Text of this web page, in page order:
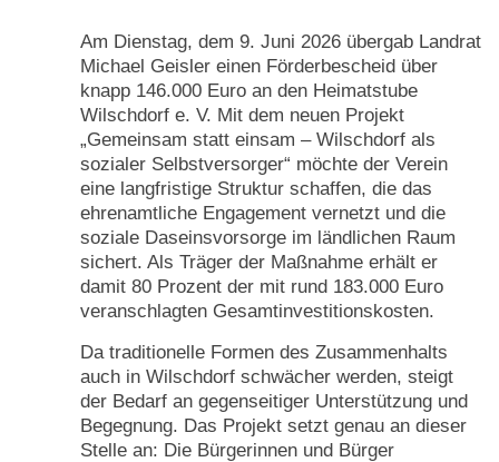
Am Dienstag, dem 9. Juni 2026 übergab Landrat
Michael Geisler einen Förderbescheid über
knapp 146.000 Euro an den Heimatstube
Wilschdorf e. V. Mit dem neuen Projekt
„Gemeinsam statt einsam – Wilschdorf als
sozialer Selbstversorger“ möchte der Verein
eine langfristige Struktur schaffen, die das
ehrenamtliche Engagement vernetzt und die
soziale Daseinsvorsorge im ländlichen Raum
sichert. Als Träger der Maßnahme erhält er
damit 80 Prozent der mit rund 183.000 Euro
veranschlagten Gesamtinvestitionskosten.
Da traditionelle Formen des Zusammenhalts
auch in Wilschdorf schwächer werden, steigt
der Bedarf an gegenseitiger Unterstützung und
Begegnung. Das Projekt setzt genau an dieser
Stelle an: Die Bürgerinnen und Bürger